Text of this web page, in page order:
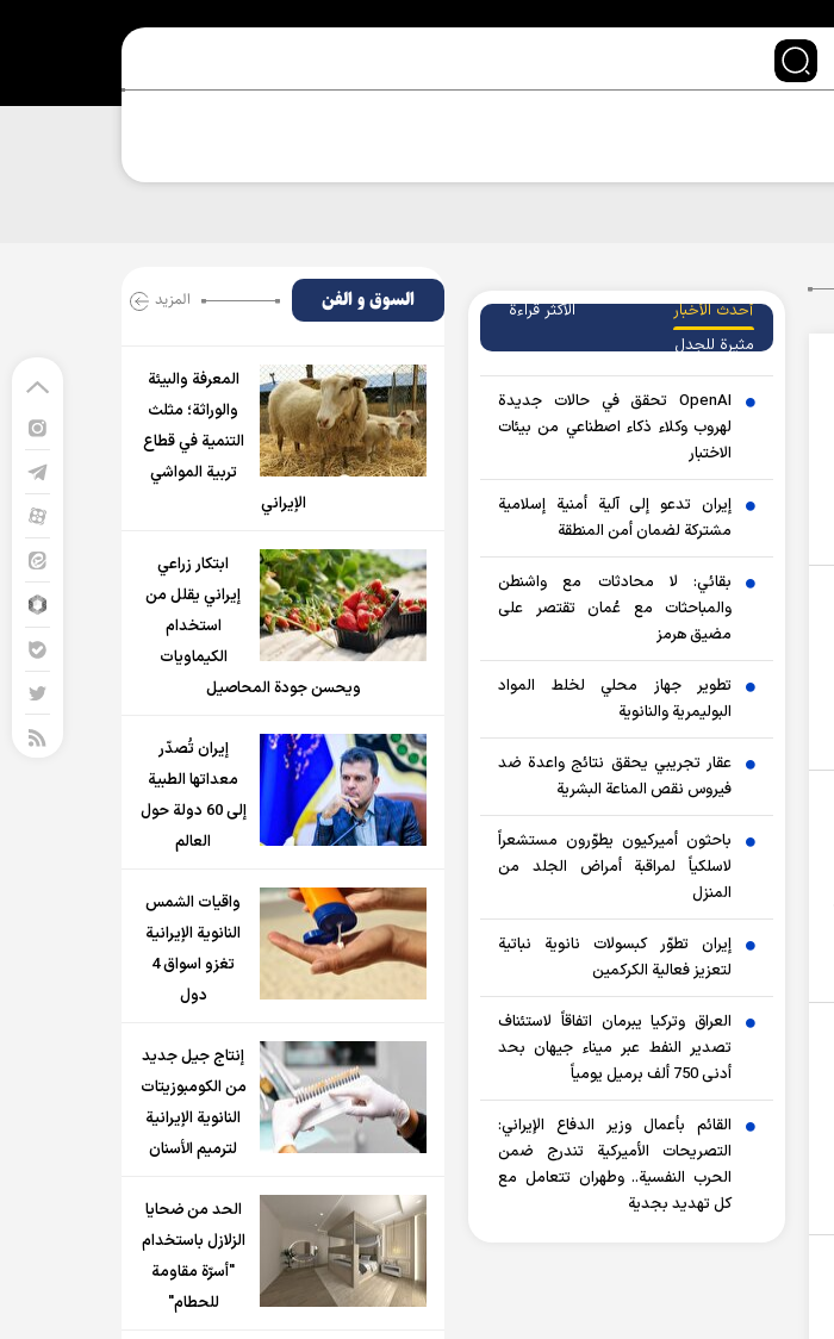
أحدث الأخبار
الأکثر قراءة
مثيرة للجدل
OpenAI تحقق في حالات جديدة
لهروب وكلاء ذكاء اصطناعي من بيئات
الاختبار
إيران تدعو إلى آلية أمنية إسلامية
مشتركة لضمان أمن المنطقة
بقائي: لا محادثات مع واشنطن
والمباحثات مع عُمان تقتصر على
مضيق هرمز
تطوير جهاز محلي لخلط المواد
البوليمرية والنانوية
عقار تجريبي يحقق نتائج واعدة ضد
فيروس نقص المناعة البشرية
باحثون أميركيون يطوّرون مستشعراً
لاسلكياً لمراقبة أمراض الجلد من
المنزل
إيران تطوّر كبسولات نانوية نباتية
لتعزيز فعالية الكركمين
العراق وتركيا يبرمان اتفاقاً لاستئناف
تصدير النفط عبر ميناء جيهان بحد
أدنى 750 ألف برميل يومياً
القائم بأعمال وزير الدفاع الإيراني:
التصريحات الأميركية تندرج ضمن
الحرب النفسية.. وطهران تتعامل مع
كل تهديد بجدية
السوق و الفن المزید
المعرفة والبيئة
والوراثة؛ مثلث
التنمية في قطاع
تربية المواشي
الإيراني
ابتكار زراعي
إيراني يقلل من
استخدام
الكيماويات
ويحسن جودة المحاصيل
إيران تُصدّر
معداتها الطبية
إلى 60 دولة حول
العالم
واقيات الشمس
النانوية الإيرانية
تغزو اسواق 4
دول
إنتاج جيل جديد
من الكومبوزيتات
النانوية الإيرانية
لترميم الأسنان
الحد من ضحايا
الزلازل باستخدام
"أسرّة مقاومة
للحطام"